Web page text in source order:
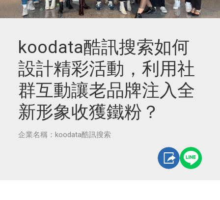
koodata酷訊搜索如何
設計精彩活動，利用社
群互動讓老品牌注入全
新形象收獲鐵粉？
企業名稱：koodata酷訊搜索